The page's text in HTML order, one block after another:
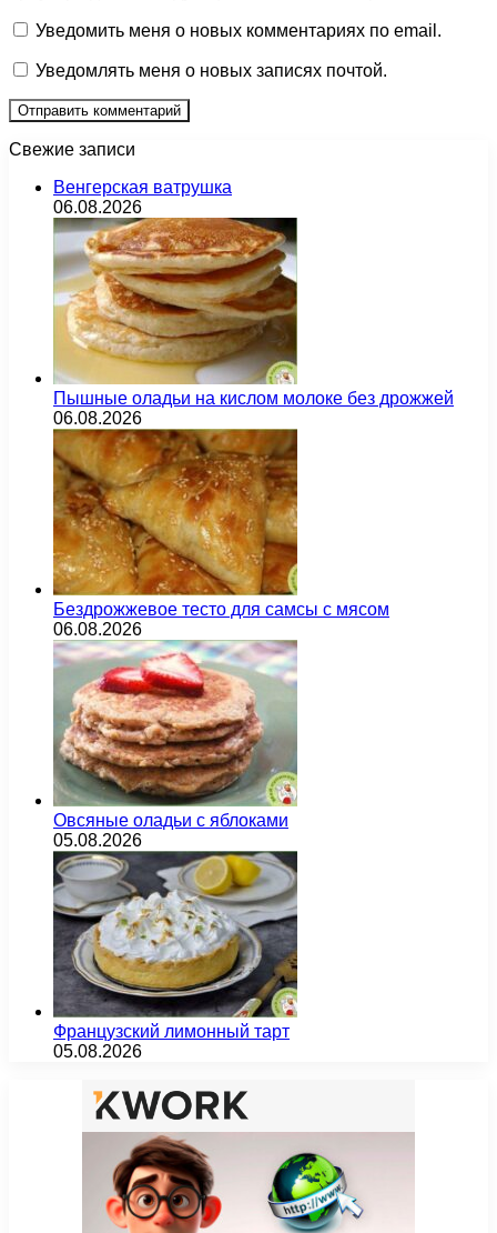
Уведомить меня о новых комментариях по email.
Уведомлять меня о новых записях почтой.
Свежие записи
Венгерская ватрушка
06.08.2026
Пышные оладьи на кислом молоке без дрожжей
06.08.2026
Бездрожжевое тесто для самсы с мясом
06.08.2026
Овсяные оладьи с яблоками
05.08.2026
Французский лимонный тарт
05.08.2026